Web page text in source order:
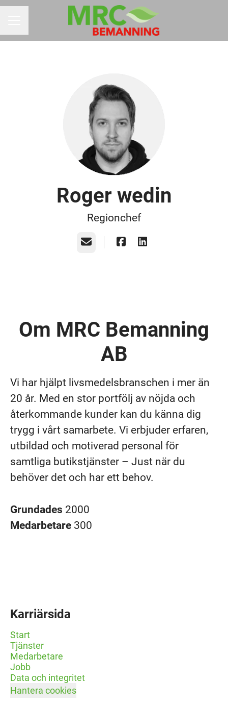
Roger wedin
Regionchef
E-post
Om MRC Bemanning
AB
Vi har hjälpt livsmedelsbranschen i mer än
20 år. Med en stor portfölj av nöjda och
återkommande kunder kan du känna dig
trygg i vårt samarbete. Vi erbjuder erfaren,
utbildad och motiverad personal för
samtliga butikstjänster – Just när du
behöver det och har ett behov.
Grundades 2000
Medarbetare 300
Karriärsida
Start
Tjänster
Medarbetare
Jobb
Data och integritet
Hantera cookies